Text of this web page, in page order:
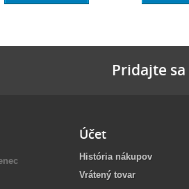
Pridajte
Účet
História nákupov
Vrátený tovar